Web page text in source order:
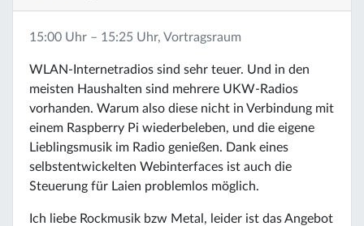
15:00 Uhr – 15:25 Uhr, Vortragsraum
WLAN-Internetradios sind sehr teuer. Und in den
meisten Haushalten sind mehrere UKW-Radios
vorhanden. Warum also diese nicht in Verbindung mit
einem Raspberry Pi wiederbeleben, und die eigene
Lieblingsmusik im Radio genießen. Dank eines
selbstentwickelten Webinterfaces ist auch die
Steuerung für Laien problemlos möglich.
Ich liebe Rockmusik bzw Metal, leider ist das Angebot